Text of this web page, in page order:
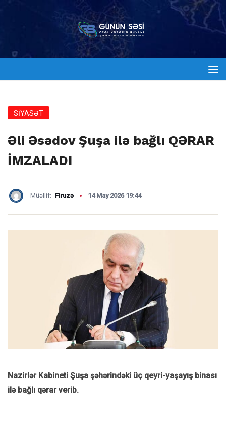
SİYASƏT
Əli Əsədov Şuşa ilə bağlı QƏRAR
İMZALADI
Müəllif: Firuzə 14 May 2026 19:44
Nazirlər Kabineti Şuşa şəhərindəki üç qeyri-yaşayış binası
ilə bağlı qərar verib.